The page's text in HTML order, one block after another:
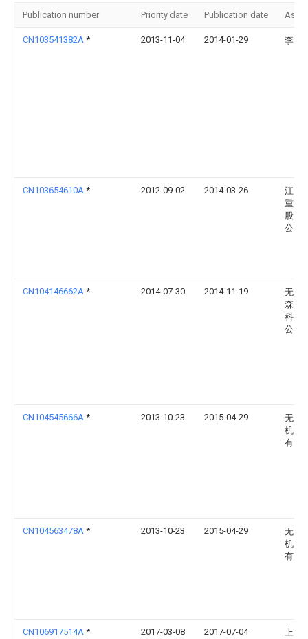
Publication number Priority date Publication date
CN103541382A * 2013-11-04 2014-01-29 李乐
CN103654610A * 2012-09-02 2014-03-26
江苏
重工
股份
公司
CN104146662A * 2014-07-30 2014-11-19
无锡
森德
科技
公司
CN104545666A * 2013-10-23 2015-04-29
无锡
机械
有限
CN104563478A * 2013-10-23 2015-04-29
无锡
机械
有限
CN106917514A * 2017-03-08 2017-07-04
上海